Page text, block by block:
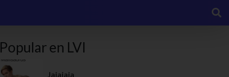
Popular en LVI
Jajajaja